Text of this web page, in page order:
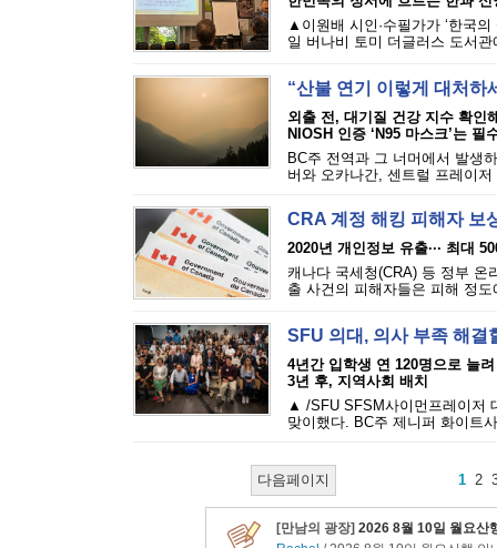
▲이원배 시인·수필가가 ‘한국
일 버나비 토미 더글러스 도서관
“산불 연기 이렇게 대처하
외출 전, 대기질 건강 지수 확인
NIOSH 인증 ‘N95 마스크’는 필
BC주 전역과 그 너머에서 발생
버와 오카나간, 센트럴 프레이
CRA 계정 해킹 피해자 보
2020년 개인정보 유출··· 최대
캐나다 국세청(CRA) 등 정부 온
출 사건의 피해자들은 피해 정
SFU 의대, 의사 부족 해
4년간 입학생 연 120명으로 늘려
3년 후, 지역사회 배치
▲ /SFU SFSM사이먼프레이저
맞이했다. BC주 제니퍼 화이트
다음페이지 1 2